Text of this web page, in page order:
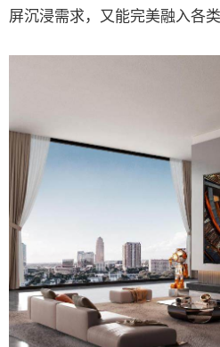
屏沉浸需求，又能完美融入各类